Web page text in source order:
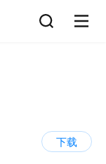
下载